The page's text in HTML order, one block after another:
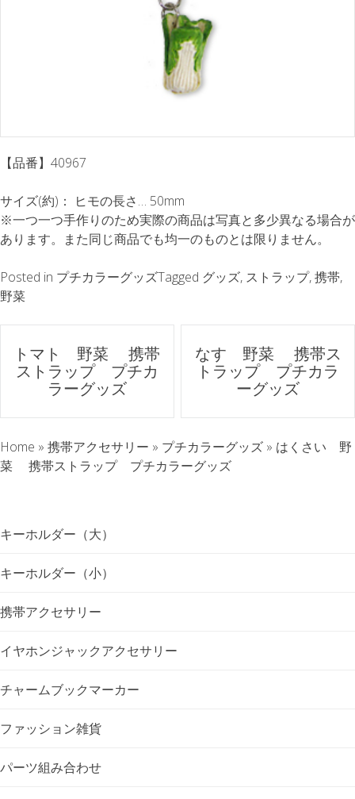
【品番】40967
サイズ(約)： ヒモの長さ… 50mm
※一つ一つ手作りのため実際の商品は写真と多少異なる場合が
あります。また同じ商品でも均一のものとは限りません。
Posted in プチカラーグッズTagged グッズ, ストラップ,携帯,
野菜
ポ
ス
ト
ナ
ゲ
ー
シ
ョ
ン
トマト 野菜 携帯
ストラップ プチカ
ラーグッズ
なす 野菜 携帯ス
トラップ プチカラ
ーグッズ
Home » 携帯アクセサリー » プチカラーグッズ » はくさい 野
菜 携帯ストラップ プチカラーグッズ
キーホルダー（大）
キーホルダー（小）
携帯アクセサリー
イヤホンジャックアクセサリー
チャームブックマーカー
ファッション雑貨
パーツ組み合わせ